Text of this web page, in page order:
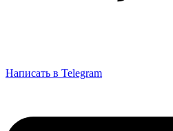
Написать в Telegram